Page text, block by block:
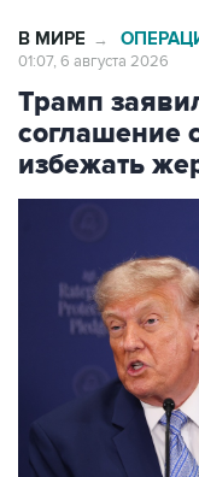
В МИРЕ →
01:07, 6 августа 2026
Трамп
соглашение
избежать